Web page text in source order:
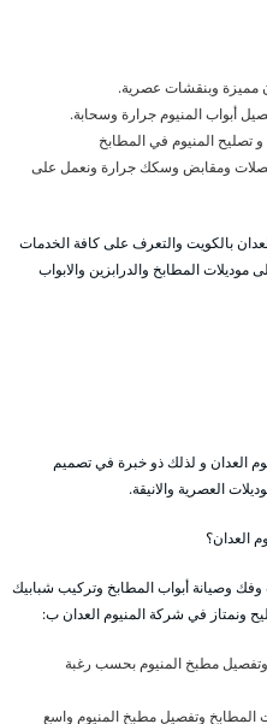
مميزة وبنقشات عصرية.
أبواب المنيوم جرارة وسحابة.
تصليح المنيوم في المطابخ
ومقابض وسكك جرارة ونعمل على
بالكويت والتعرف على كافة الخدمات
موديلات المطابخ والدرابزين والابواب
العدان و لذلك ذو خبرة في تصميم
العصرية والانيقة.
العدان؟
وصيانة أبواب المطابخ وتركيب شبابيك
ونمتاز في شركة المنيوم العدان ب:
وتفصيل مطبخ المنيوم بحسب رغبة
المطابخ وتفصيل مطبخ المنيوم واسع